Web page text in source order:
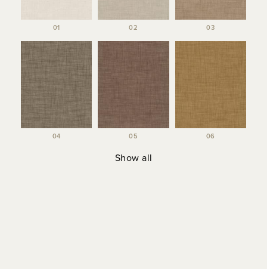
01 02 03
04 05 06
Show all